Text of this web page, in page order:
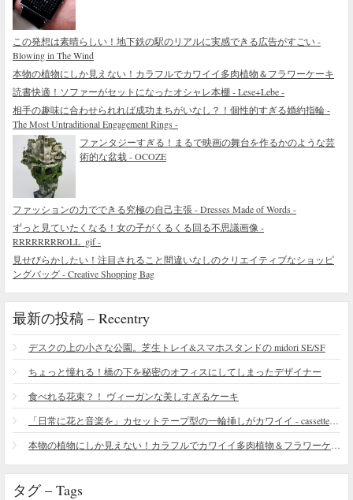
この発想は素晴らしい！地下鉄の駅のリアルに実感できる広告がすごい -
Blowing in The Wind
本物の植物にしか見えない！カラフルでカワイイ多肉植物＆フラワーケーキ
読書快適！ソファーがセットになったオシャレ本棚 - Lese+Lebe -
相手の趣味に合わせられれば成功まちがいなし？！個性的すぎる婚約指輪 -
The Most Untraditional Engagement Rings -
ファンタジーすぎる！まるで映画の舞台を作るかのような芸
術的な盆栽 - OCOZE
ファッションの力でできる究極の自己主張 - Dresses Made of Words -
ずっと見ていたくなる！女の子がくるくる回る不思議画像 -
RRRRRRRROLL_gif -
見せびらかしたい！注目されること間違いなしのクリエイティブなショッピ
ングバッグ - Creative Shopping Bag
最新の投稿 – Recentry
デスクの上の小さな公園。芝生トレイ&スマホスタンドの midori SE/SF
ちょっと憧れる！橋の下を秘密のオフィスにしてしまったデザイナー
食べれる花束？！ ヴィーガンな美しすぎるケーキ
タグ – Tags